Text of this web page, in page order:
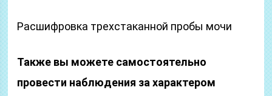
Расшифровка трехстаканной пробы мочи
Также вы можете самостоятельно
провести наблюдения за характером